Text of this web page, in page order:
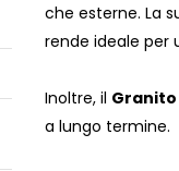
che esterne. La
rende ideale per
Inoltre, il Granito
a lungo termine.